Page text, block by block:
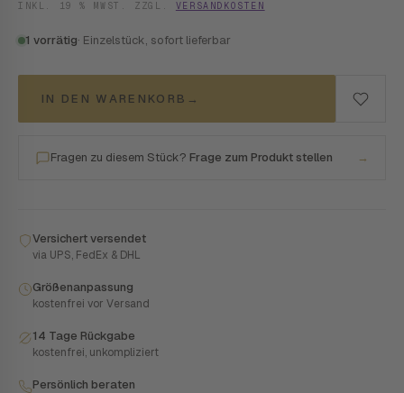
INKL. 19 % MWST. ZZGL. VERSANDKOSTEN
1 vorrätig· Einzelstück, sofort lieferbar
IN DEN WARENKORB →
Fragen zu diesem Stück? Frage zum Produkt stellen →
Versichert versendet
via UPS, FedEx & DHL
Größenanpassung
kostenfrei vor Versand
14 Tage Rückgabe
kostenfrei, unkompliziert
Persönlich beraten